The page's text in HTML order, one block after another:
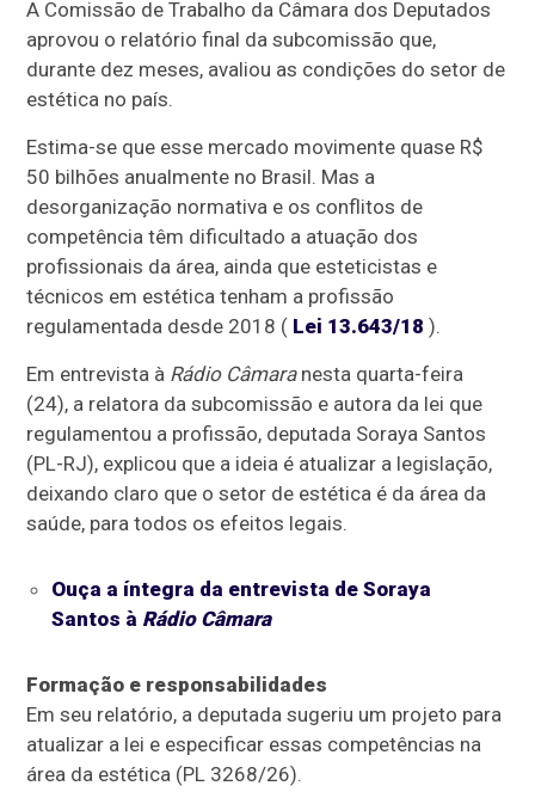
A Comissão de Trabalho da Câmara dos Deputados
aprovou o relatório final da subcomissão que,
durante dez meses, avaliou as condições do setor de
estética no país.
Estima-se que esse mercado movimente quase R$
50 bilhões anualmente no Brasil. Mas a
desorganização normativa e os conflitos de
competência têm dificultado a atuação dos
profissionais da área, ainda que esteticistas e
técnicos em estética tenham a profissão
regulamentada desde 2018 ( Lei 13.643/18 ).
Em entrevista à Rádio Câmaranesta quarta-feira
(24), a relatora da subcomissão e autora da lei que
regulamentou a profissão, deputada Soraya Santos
(PL-RJ), explicou que a ideia é atualizar a legislação,
deixando claro que o setor de estética é da área da
saúde, para todos os efeitos legais.
Ouça a íntegra da entrevista de Soraya
Santos à Rádio Câmara
Formação e responsabilidades
Em seu relatório, a deputada sugeriu um projeto para
atualizar a lei e especificar essas competências na
área da estética (PL 3268/26).